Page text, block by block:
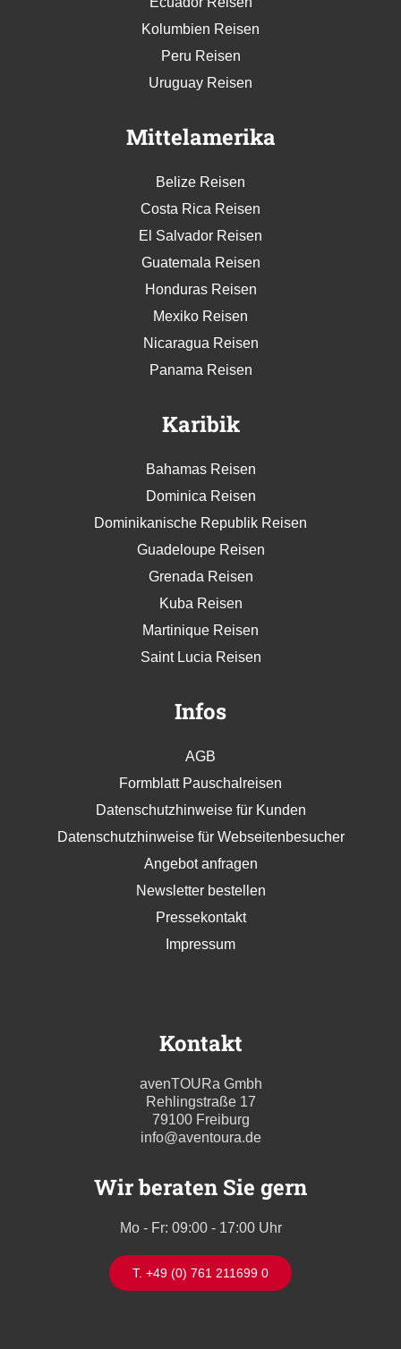
Kolumbien Reisen
Peru Reisen
Uruguay Reisen
Mittelamerika
Belize Reisen
Costa Rica Reisen
El Salvador Reisen
Guatemala Reisen
Honduras Reisen
Mexiko Reisen
Nicaragua Reisen
Panama Reisen
Karibik
Bahamas Reisen
Dominica Reisen
Dominikanische Republik Reisen
Guadeloupe Reisen
Grenada Reisen
Kuba Reisen
Martinique Reisen
Saint Lucia Reisen
Infos
AGB
Formblatt Pauschalreisen
Datenschutzhinweise für Kunden
Datenschutzhinweise für Webseitenbesucher
Angebot anfragen
Newsletter bestellen
Pressekontakt
Impressum
Kontakt
avenTOURa Gmbh
Rehlingstraße 17
79100 Freiburg
info@aventoura.de
Wir beraten Sie gern
Mo - Fr: 09:00 - 17:00 Uhr
T. +49 (0) 761 211699 0